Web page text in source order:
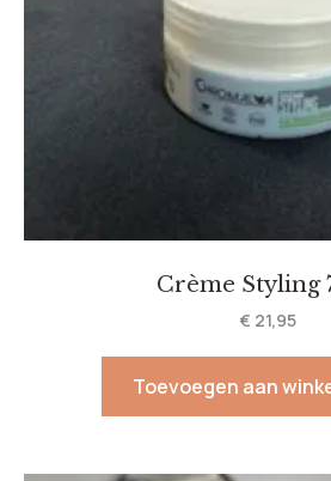
Crème Styling
€ 21,95
Toevoegen aan